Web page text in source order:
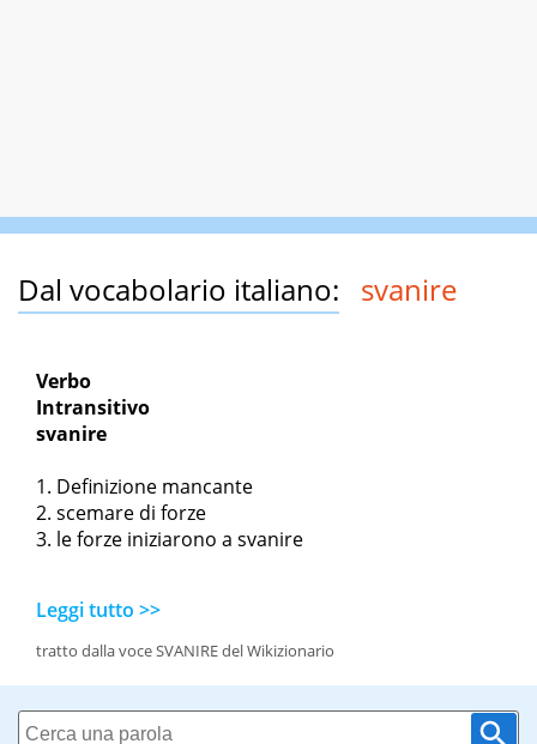
Dal vocabolario italiano: svanire
Verbo
Intransitivo
svanire
Definizione mancante
scemare di forze
le forze iniziarono a svanire
Leggi tutto >>
tratto dalla voce SVANIRE del Wikizionario